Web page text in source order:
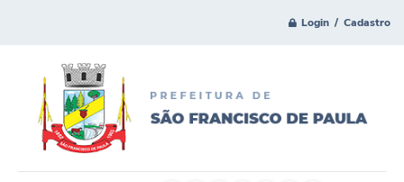
Login / Cadastro